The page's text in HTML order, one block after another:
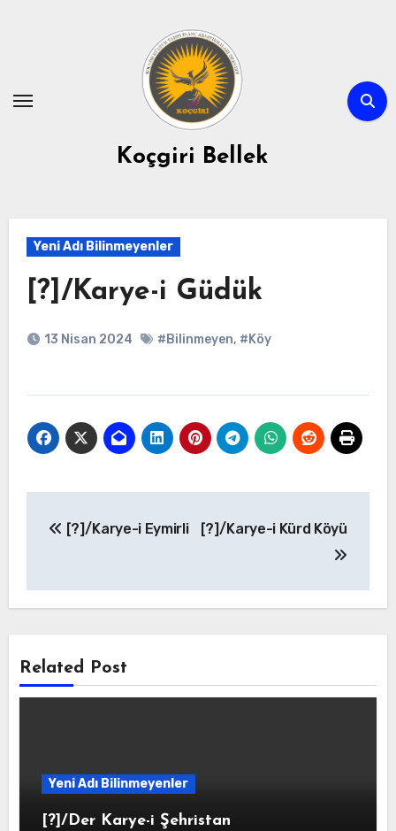
Koçgiri Bellek
Yeni Adı Bilinmeyenler
[?]/Karye-i Güdük
13 Nisan 2024 #Bilinmeyen, #Köy
gezinmesi
[?]/Karye-i Eymirli [?]/Karye-i Kürd Köyü
Related Post
Yeni Adı Bilinmeyenler
[?]/Der Karye-i Şehristan